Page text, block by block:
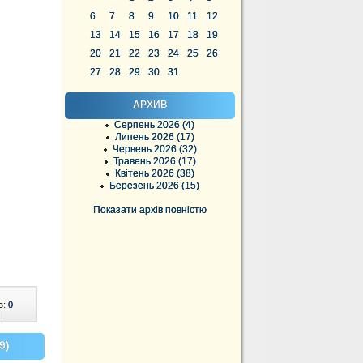
6
7 8 9 10 11
12
13
14 15 16 17 18
19
20
21 22 23 24 25
26
27
28 29 30 31
АРХИВ
Серпень 2026 (4)
Липень 2026 (17)
Червень 2026 (32)
Травень 2026 (17)
Квітень 2026 (38)
Березень 2026 (15)
Показати архів повністю
0
|